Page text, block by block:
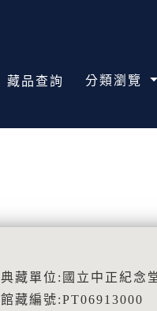
藏品查詢 分類瀏覽
典藏單位:國立中正紀念
館藏編號:PT06913000